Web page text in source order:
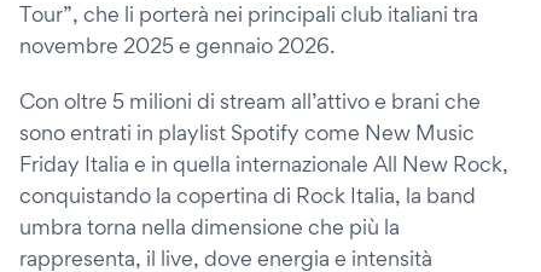
Tour”, che li porterà nei principali club italiani tra
novembre 2025 e gennaio 2026.
Con oltre 5 milioni di stream all’attivo e brani che
sono entrati in playlist Spotify come New Music
Friday Italia e in quella internazionale All New Rock,
conquistando la copertina di Rock Italia, la band
umbra torna nella dimensione che più la
rappresenta, il live, dove energia e intensità